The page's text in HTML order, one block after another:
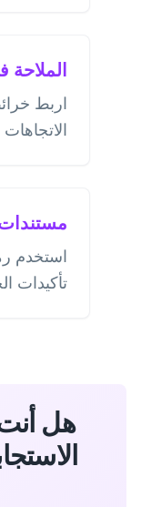
الملاحة
اربط
استخدم
تأكيدات
هل